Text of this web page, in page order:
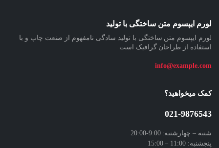
لورم ایپسوم متن ساختگی با تولید
لورم ایپسوم متن ساختگی با تولید سادگی نامفهوم از صنعت چاپ و با
استفاده از طراحان گرافیک است
info@example.com
کمک میخواهید؟
021-9876543
شنبه – چهارشنبه: 9:00-20:00
پنجشنبه: 11:00 – 15:00